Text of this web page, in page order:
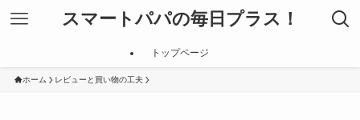
スマートパパの毎日プラス！
トップページ
ホーム レビューと買い物の工夫